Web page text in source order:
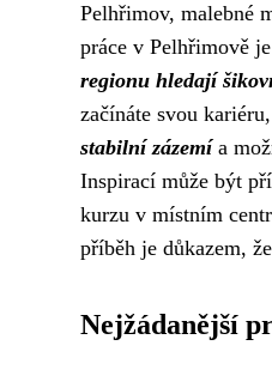
Pelhřimov, malebné
práce v Pelhřimově
regionu hledají
začínáte svou
stabilní zázemía
Inspirací může být
kurzu v místním
příběh je důkazem,
Nejžádanější